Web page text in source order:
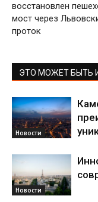
восстановлен
мост через
проток
ЭТО МОЖЕТ БЫТЬ
Новости
Новости